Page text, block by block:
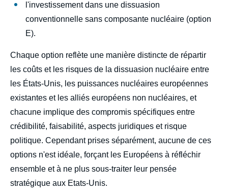
l'investissement dans une dissuasion
conventionnelle sans composante nucléaire (option
E).
Chaque option reflète une manière distincte de répartir
les coûts et les risques de la dissuasion nucléaire entre
les États-Unis, les puissances nucléaires européennes
existantes et les alliés européens non nucléaires, et
chacune implique des compromis spécifiques entre
crédibilité, faisabilité, aspects juridiques et risque
politique. Cependant prises séparément, aucune de ces
options n'est idéale, forçant les Européens à réfléchir
ensemble et à ne plus sous-traiter leur pensée
stratégique aux Etats-Unis.